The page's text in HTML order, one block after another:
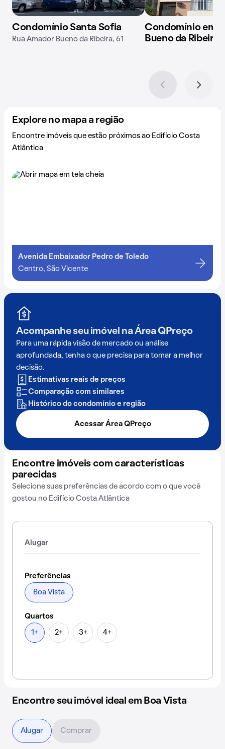
Condomínio Santa Sofia
Rua Amador Bueno da Ribeira, 61
Condomínio em
Bueno da Ribeira,
Explore no mapa a região
Encontre imóveis que estão próximos ao Edifício Costa
Atlântica
Avenida Embaixador Pedro de Toledo
Centro, São Vicente
Acompanhe seu imóvel na Área QPreço
Para uma rápida visão de mercado ou análise
aprofundada, tenha o que precisa para tomar a melhor
decisão.
Estimativas reais de preços
Comparação com similares
Histórico do condomínio e região
Acessar Área QPreço
Encontre imóveis com características
parecidas
Selecione suas preferências de acordo com o que você
gostou no Edifício Costa Atlântica
Alugar
Preferências
Boa Vista
Quartos
1+ 2+ 3+ 4+
Encontre seu imóvel ideal em Boa Vista
Alugar Comprar